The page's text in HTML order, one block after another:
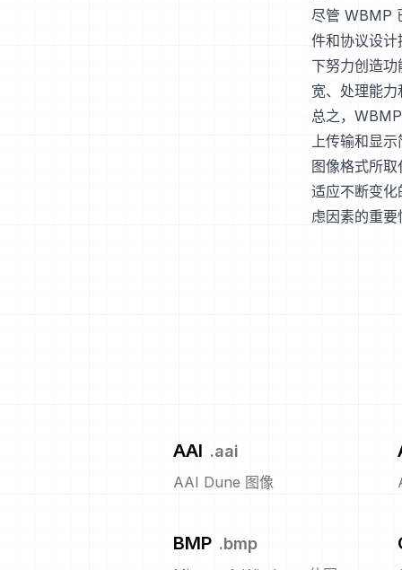
尽管 WBMP
件和协议设
下努力创造
宽、处理能
总之，
上传输和显
图像格式所
适应不断变
虑因素的重要
AAI .aai
AAI Dune 图像
BMP .bmp